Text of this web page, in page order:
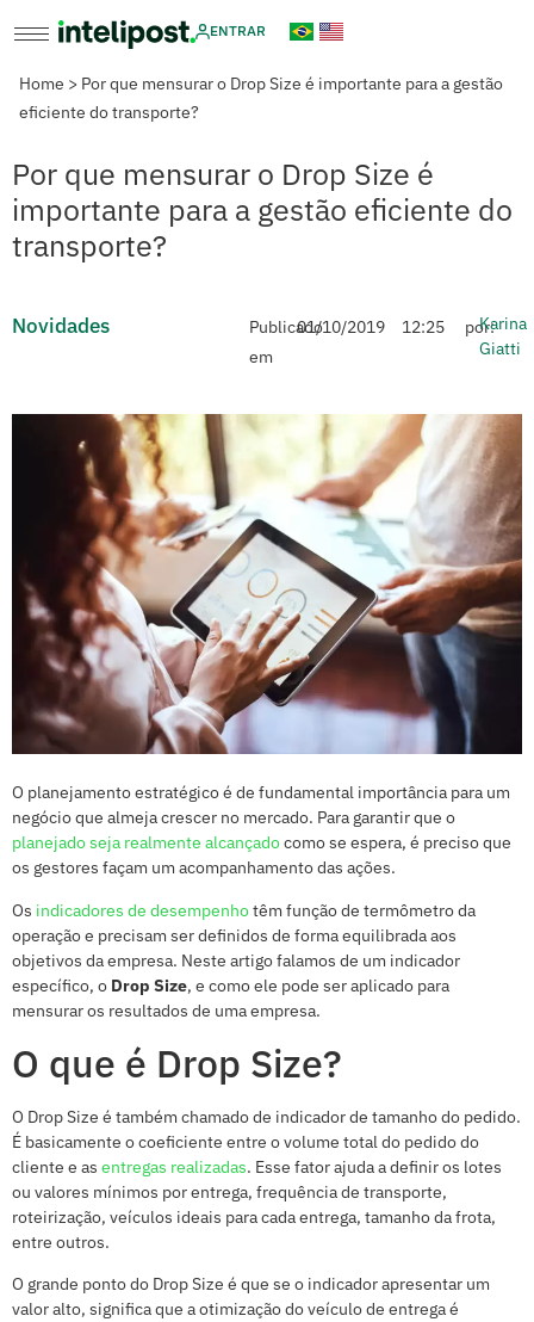
ENTRAR
Home > Por que mensurar o Drop Size é importante para a gestão
eficiente do transporte?
Por que mensurar o Drop Size é
importante para a gestão eficiente do
transporte?
Novidades
Publicado
em
01/10/2019 12:25 por:Karina
Giatti
O planejamento estratégico é de fundamental importância para um
negócio que almeja crescer no mercado. Para garantir que o
planejado seja realmente alcançadocomo se espera, é preciso que
os gestores façam um acompanhamento das ações.
Os indicadores de desempenhotêm função de termômetro da
operação e precisam ser definidos de forma equilibrada aos
objetivos da empresa. Neste artigo falamos de um indicador
específico, o Drop Size, e como ele pode ser aplicado para
mensurar os resultados de uma empresa.
O que é Drop Size?
O Drop Size é também chamado de indicador de tamanho do pedido.
É basicamente o coeficiente entre o volume total do pedido do
cliente e as entregas realizadas. Esse fator ajuda a definir os lotes
ou valores mínimos por entrega, frequência de transporte,
roteirização, veículos ideais para cada entrega, tamanho da frota,
entre outros.
O grande ponto do Drop Size é que se o indicador apresentar um
valor alto, significa que a otimização do veículo de entrega é